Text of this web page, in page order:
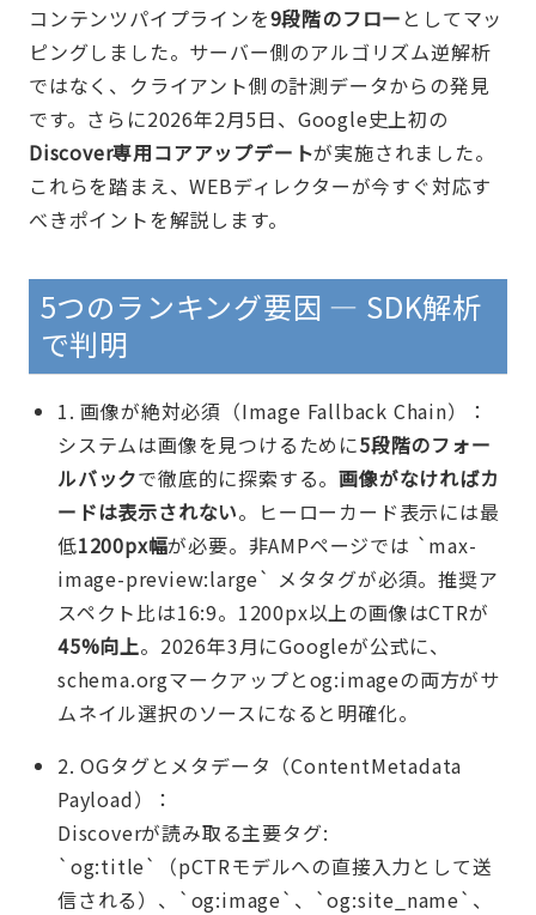
コンテンツパイプラインを9段階のフロー としてマッ
ピングしました。サーバー側のアルゴリズム逆解析
ではなく、クライアント側の計測データからの発見
です。さらに2026年2月5日、Google史上初の
Discover専用コアアップデートが実施されました。
これらを踏まえ、WEBディレクターが今すぐ対応す
べきポイントを解説します。
5つのランキング要因 — SDK解析
で判明
1. 画像が絶対必須（Image Fallback Chain）：
システムは画像を見つけるために5段階のフォー
ルバックで徹底的に探索する。画像がなければカ
ードは表示されない。ヒーローカード表示には最
低1200px幅が必要。非AMPページでは `max-
image-preview:large` メタタグが必須。推奨ア
スペクト比は16:9。1200px以上の画像はCTRが
45%向上。2026年3月にGoogleが公式に、
schema.orgマークアップとog:imageの両方がサ
ムネイル選択のソースになると明確化。
2. OGタグとメタデータ（ContentMetadata
Payload）：
Discoverが読み取る主要タグ:
`og:title`（pCTRモデルへの直接入力として送
信される）、`og:image`、`og:site_name`、